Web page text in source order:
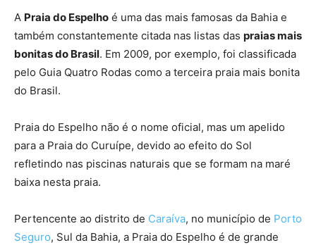
A Praia do Espelho é uma das mais famosas da Bahia e
também constantemente citada nas listas das praias mais
bonitas do Brasil. Em 2009, por exemplo, foi classificada
pelo Guia Quatro Rodas como a terceira praia mais bonita
do Brasil.
Praia do Espelho não é o nome oficial, mas um apelido
para a Praia do Curuípe, devido ao efeito do Sol
refletindo nas piscinas naturais que se formam na maré
baixa nesta praia.
Pertencente ao distrito de Caraíva, no município de Porto
Seguro, Sul da Bahia, a Praia do Espelho é de grande